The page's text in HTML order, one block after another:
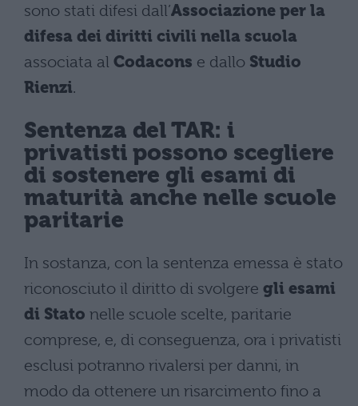
sono stati difesi dall’Associazione per la
difesa dei diritti civili nella scuola
associata al Codacons e dallo Studio
Rienzi.
Sentenza del TAR: i
privatisti possono scegliere
di sostenere gli esami di
maturità anche nelle scuole
paritarie
In sostanza, con la sentenza emessa è stato
riconosciuto il diritto di svolgere gli esami
di Stato nelle scuole scelte, paritarie
comprese, e, di conseguenza, ora i privatisti
esclusi potranno rivalersi per danni, in
modo da ottenere un risarcimento fino a